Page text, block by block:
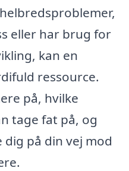
eller har brug for
kan en
ressource.
på, hvilke
tage fat på, og
på din vej mod